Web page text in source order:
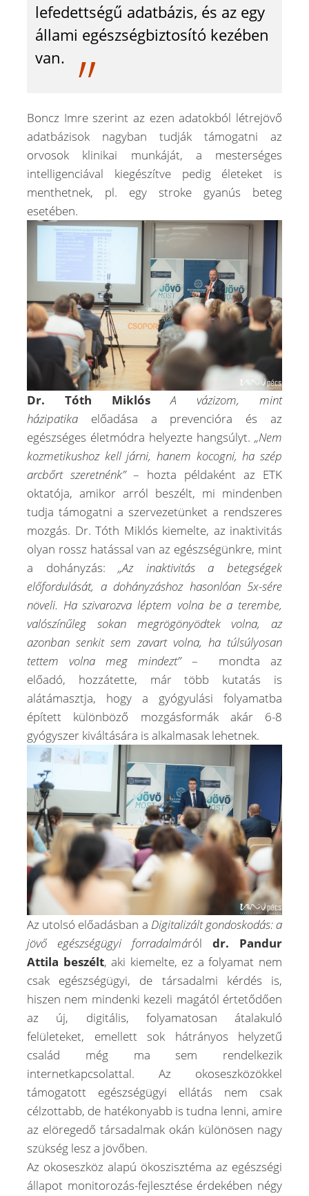
lefedettségű adatbázis, és az egy
állami egészségbiztosító kezében
van.
Boncz Imre szerint az ezen adatokból létrejövő
adatbázisok nagyban tudják támogatni az
orvosok klinikai munkáját, a mesterséges
intelligenciával kiegészítve pedig életeket is
menthetnek, pl. egy stroke gyanús beteg
esetében.
Dr. Tóth Miklós
A vázizom, mint
házipatika előadása a prevencióra és az
egészséges életmódra helyezte hangsúlyt. „Nem
kozmetikushoz kell járni, hanem kocogni, ha szép
arcbőrt szeretnénk”– hozta példaként az ETK
oktatója, amikor arról beszélt, mi mindenben
tudja támogatni a szervezetünket a rendszeres
mozgás. Dr. Tóth Miklós kiemelte, az inaktivitás
olyan rossz hatással van az egészségünkre, mint
a dohányzás:„Az inaktivitás a betegségek
előfordulását, a dohányzáshoz hasonlóan 5x-sére
növeli. Ha szivarozva léptem volna be a terembe,
valószínűleg sokan megrögönyödtek volna, az
azonban senkit sem zavart volna, ha túlsúlyosan
tettem volna meg mindezt” –
mondta az
előadó, hozzátette, már több kutatás is
alátámasztja, hogy a gyógyulási folyamatba
épített különböző mozgásformák akár 6-8
gyógyszer kiváltására is alkalmasak lehetnek.
Az utolsó előadásban a Digitalizált gondoskodás: a
jövő egészségügyi forradalmáról dr. Pandur
Attila beszélt, aki kiemelte, ez a folyamat nem
csak egészségügyi, de társadalmi kérdés is,
hiszen nem mindenki kezeli magától értetődően
az új, digitális, folyamatosan átalakuló
felületeket, emellett sok hátrányos helyzetű
család még ma sem rendelkezik
internetkapcsolattal. Az okoseszközökkel
támogatott egészségügyi ellátás nem csak
célzottabb, de hatékonyabb is tudna lenni, amire
az elöregedő társadalmak okán különösen nagy
szükség lesz a jövőben.
Az okoseszköz alapú ökoszisztéma az egészségi
állapot monitorozás-fejlesztése érdekében négy